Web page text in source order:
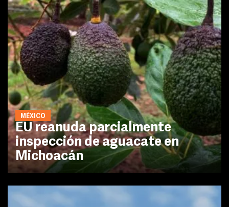
MÉXICO
EU reanuda parcialmente
inspección de aguacate en
Michoacán